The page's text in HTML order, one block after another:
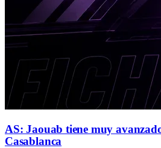
AS: Jaouab tiene muy
Casablanca